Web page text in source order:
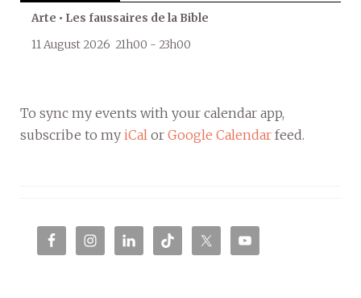
Arte • Les faussaires de la Bible
11 August 2026 21h00 - 23h00
To sync my events with your calendar app,
subscribe to my iCal or Google Calendar feed.